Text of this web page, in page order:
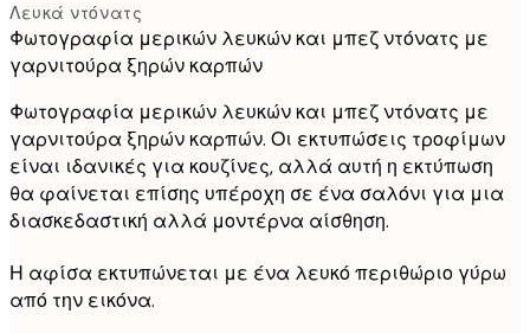
Λευκά ντόνατς
Φωτογραφία μερικών λευκών και μπεζ ντόνατς με
γαρνιτούρα ξηρών καρπών
Φωτογραφία μερικών λευκών και μπεζ ντόνατς με
γαρνιτούρα ξηρών καρπών. Οι εκτυπώσεις τροφίμων
είναι ιδανικές για κουζίνες, αλλά αυτή η εκτύπωση
θα φαίνεται επίσης υπέροχη σε ένα σαλόνι για μια
διασκεδαστική αλλά μοντέρνα αίσθηση.
Η αφίσα εκτυπώνεται με ένα λευκό περιθώριο γύρω
από την εικόνα.